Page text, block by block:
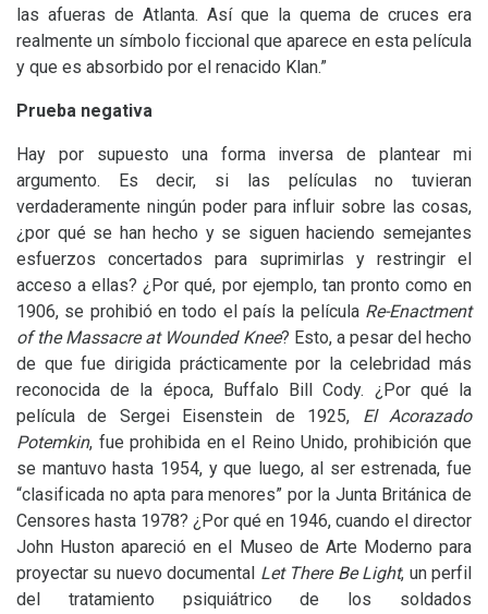
las afueras de Atlanta. Así que la quema de cruces era
realmente un símbolo ficcional que aparece en esta película
y que es absorbido por el renacido Klan.”
Prueba negativa
Hay por supuesto una forma inversa de plantear mi
argumento. Es decir, si las películas no tuvieran
verdaderamente ningún poder para influir sobre las cosas,
¿por qué se han hecho y se siguen haciendo semejantes
esfuerzos concertados para suprimirlas y restringir el
acceso a ellas? ¿Por qué, por ejemplo, tan pronto como en
1906, se prohibió en todo el país la película Re-Enactment
of the Massacre at Wounded Knee? Esto, a pesar del hecho
de que fue dirigida prácticamente por la celebridad más
reconocida de la época, Buffalo Bill Cody. ¿Por qué la
película de Sergei Eisenstein de 1925, El Acorazado
Potemkin, fue prohibida en el Reino Unido, prohibición que
se mantuvo hasta 1954, y que luego, al ser estrenada, fue
“clasificada no apta para menores” por la Junta Británica de
Censores hasta 1978? ¿Por qué en 1946, cuando el director
John Huston apareció en el Museo de Arte Moderno para
proyectar su nuevo documental Let There Be Light, un perfil
del tratamiento psiquiátrico de los soldados